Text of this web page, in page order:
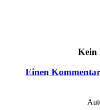
Kein
Einen